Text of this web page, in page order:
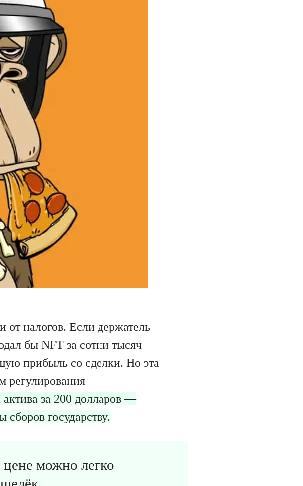
от налогов. Если держатель
бы NFT за сотни тысяч
прибыль со сделки. Но эта
регулирования
за 200 долларов —
сборов государству.
можно легко